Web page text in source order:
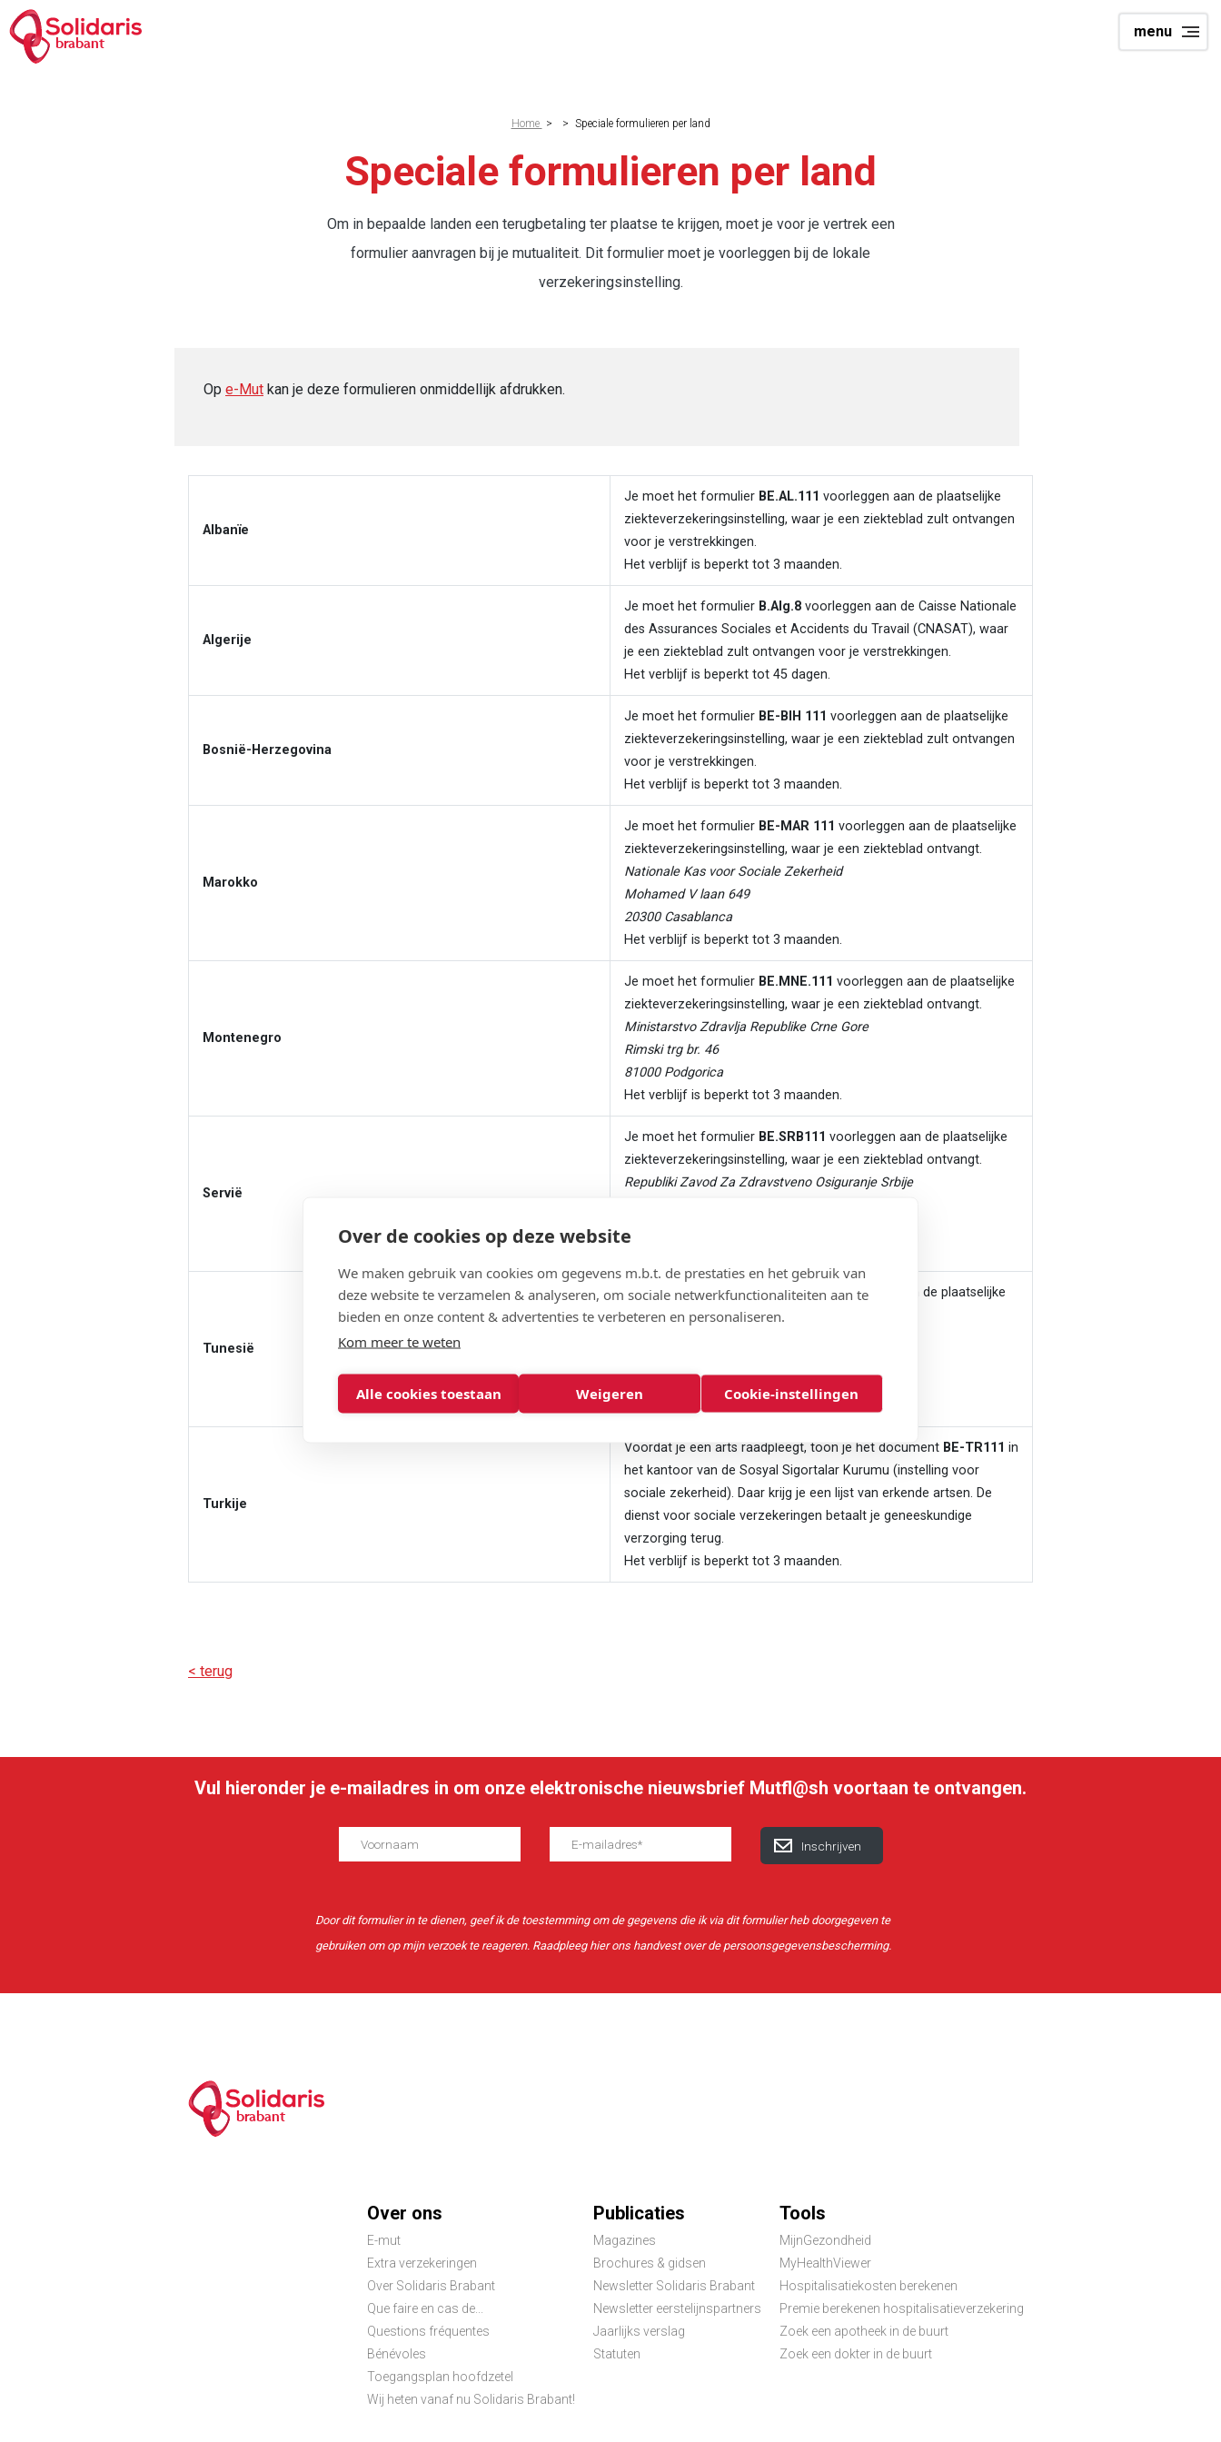
Over de cookies op deze website
We maken gebruik van cookies om gegevens m.b.t. de prestaties en het gebruik van
deze website te verzamelen & analyseren, om sociale netwerkfunctionaliteiten aan te
bieden en onze content & advertenties te verbeteren en personaliseren.
Kom meer te weten
Alle cookies toestaan Weigeren Cookie-instellingen
Skip
to
main
menu
brabant
Home > > Speciale formulieren per land
Speciale formulieren per land
Om in bepaalde landen een terugbetaling ter plaatse te krijgen, moet je voor je vertrek een
formulier aanvragen bij je mutualiteit. Dit formulier moet je voorleggen bij de lokale
verzekeringsinstelling.
Op e-Mut kan je deze formulieren onmiddellijk afdrukken.
Albanïe
Je moet het formulier BE.AL.111 voorleggen aan de plaatselijke
ziekteverzekeringsinstelling, waar je een ziekteblad zult ontvangen
voor je verstrekkingen.
Het verblijf is beperkt tot 3 maanden.
Algerije
Je moet het formulier B.Alg.8 voorleggen aan de Caisse Nationale
des Assurances Sociales et Accidents du Travail (CNASAT), waar
je een ziekteblad zult ontvangen voor je verstrekkingen.
Het verblijf is beperkt tot 45 dagen.
Bosnië-Herzegovina
Je moet het formulier BE-BIH 111 voorleggen aan de plaatselijke
ziekteverzekeringsinstelling, waar je een ziekteblad zult ontvangen
voor je verstrekkingen.
Het verblijf is beperkt tot 3 maanden.
Marokko
Je moet het formulier BE-MAR 111 voorleggen aan de plaatselijke
ziekteverzekeringsinstelling, waar je een ziekteblad ontvangt.
Nationale Kas voor Sociale Zekerheid
Mohamed V laan 649
20300 Casablanca
Het verblijf is beperkt tot 3 maanden.
Montenegro
Je moet het formulier BE.MNE.111 voorleggen aan de plaatselijke
ziekteverzekeringsinstelling, waar je een ziekteblad ontvangt.
Ministarstvo Zdravlja Republike Crne Gore
Rimski trg br. 46
81000 Podgorica
Het verblijf is beperkt tot 3 maanden.
Servië
Je moet het formulier BE.SRB111 voorleggen aan de plaatselijke
ziekteverzekeringsinstelling, waar je een ziekteblad ontvangt.
Republiki Zavod Za Zdravstveno Osiguranje Srbije
Tunesië
Je moet het formulierBE-TN 111voorleggen aan de plaatselijke
ziekteverzekeringsinstelling
Tunis Cedex 1080
Het verblijf is beperkt tot 3 maanden.
Turkije
Voordat je een arts raadpleegt, toon je het document BE-TR111 in
het kantoor van de Sosyal Sigortalar Kurumu (instelling voor
sociale zekerheid). Daar krijg je een lijst van erkende artsen. De
dienst voor sociale verzekeringen betaalt je geneeskundige
verzorging terug.
Het verblijf is beperkt tot 3 maanden.
< terug
Vul hieronder je e-mailadres in om onze elektronische nieuwsbrief Mutfl@sh voortaan te ontvangen.
Door dit formulier in te dienen, geef ik de toestemming om de gegevens die ik via dit formulier heb doorgegeven te
gebruiken om op mijn verzoek te reageren. Raadpleeg hierons handvest over de persoonsgegevensbescherming.
brabant
Footer
menu
Over ons
E-mut
Extra verzekeringen
Over Solidaris Brabant
Que faire en cas de...
Questions fréquentes
Bénévoles
Toegangsplan hoofdzetel
Wij heten vanaf nu Solidaris Brabant!
Publicaties
Magazines
Brochures & gidsen
Newsletter Solidaris Brabant
Newsletter eerstelijnspartners
Jaarlijks verslag
Statuten
Tools
MijnGezondheid
MyHealthViewer
Hospitalisatiekosten berekenen
Premie berekenen hospitalisatieverzekering
Zoek een apotheek in de buurt
Zoek een dokter in de buurt